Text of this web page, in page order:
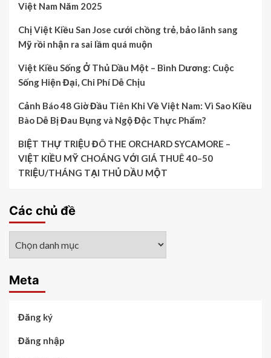
Việt Nam Năm 2025
Chị Việt Kiều San Jose cưới chồng trẻ, bảo lãnh sang
Mỹ rồi nhận ra sai lầm quá muộn
Việt Kiều Sống Ở Thủ Dầu Một – Bình Dương: Cuộc
Sống Hiện Đại, Chi Phí Dễ Chịu
Cảnh Báo 48 Giờ Đầu Tiên Khi Về Việt Nam: Vì Sao Kiều
Bào Dễ Bị Đau Bụng và Ngộ Độc Thực Phẩm?
BIỆT THỰ TRIỆU ĐÔ THE ORCHARD SYCAMORE –
VIỆT KIỀU MỸ CHOÁNG VỚI GIÁ THUÊ 40–50
TRIỆU/THÁNG TẠI THỦ DẦU MỘT
Các chủ đề
Meta
Đăng ký
Đăng nhập